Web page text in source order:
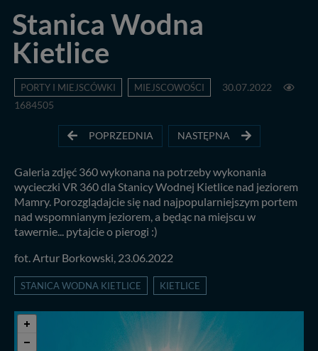
Stanica Wodna
Kietlice
PORTY I MIEJSCÓWKI MIEJSCOWOŚCI
30.07.2022
1684505
POPRZEDNIA NASTĘPNA
Galeria zdjęć 360 wykonana na potrzeby wykonania
wycieczki VR 360 dla Stanicy Wodnej Kietlice nad jeziorem
Mamry. Porozglądajcie się nad najpopularniejszym portem
nad wspomnianym jeziorem, a będąc na miejscu w
tawernie... pytajcie o pierogi :)
fot. Artur Borkowski, 23.06.2022
STANICA WODNA KIETLICE KIETLICE